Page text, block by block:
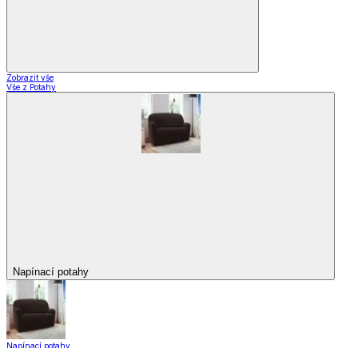
Zobrazit vše
Vše z Potahy
Napínací potahy
Napínací potahy